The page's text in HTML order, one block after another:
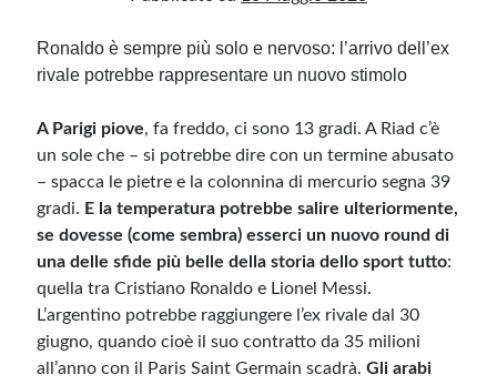
senza alcuna periodicità. Non può pertanto considerarsi un prodotto editoriale ai
sensi della legge n· 62 del 7.03.2001. L’autore non è responsabile di quanto
pubblicato dai lettori nei commenti ai vari post. Saranno comunque cancellati quelli
ritenuti offensivi o lesivi dell’immagine o dell’onorabilità di terzi, di genere spam,
razzisti o che contengano dati personali non conformi al rispetto delle norme sulla
privacy. Alcune immagini inserite in questo blog sono tratte da Internet e, pertanto,
considerate di pubblico dominio. Qualora la loro pubblicazione violasse eventuali
diritti d’autore, vi invito a comunicarlo via e-mail a info[at]dinovalle.it e saranno
tramite link né del loro contenuto, che può essere soggetto a variazioni nel tempo.
Ronaldo è sempre più solo e nervoso: l’arrivo dell’ex
rivale potrebbe rappresentare un nuovo stimolo
A Parigi piove, fa freddo, ci sono 13 gradi. A Riad c’è
un sole che – si potrebbe dire con un termine abusato
– spacca le pietre e la colonnina di mercurio segna 39
gradi. E la temperatura potrebbe salire ulteriormente,
se dovesse (come sembra) esserci un nuovo round di
una delle sfide più belle della storia dello sport tutto:
quella tra Cristiano Ronaldo e Lionel Messi.
L’argentino potrebbe raggiungere l’ex rivale dal 30
giugno, quando cioè il suo contratto da 35 milioni
all’anno con il Paris Saint Germain scadrà.Gli arabi